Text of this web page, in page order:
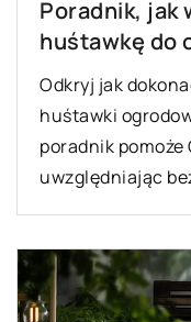
Poradnik, jak
huśtawkę do
Odkryj jak
huśtawki
poradnik pomoże
uwzględniając